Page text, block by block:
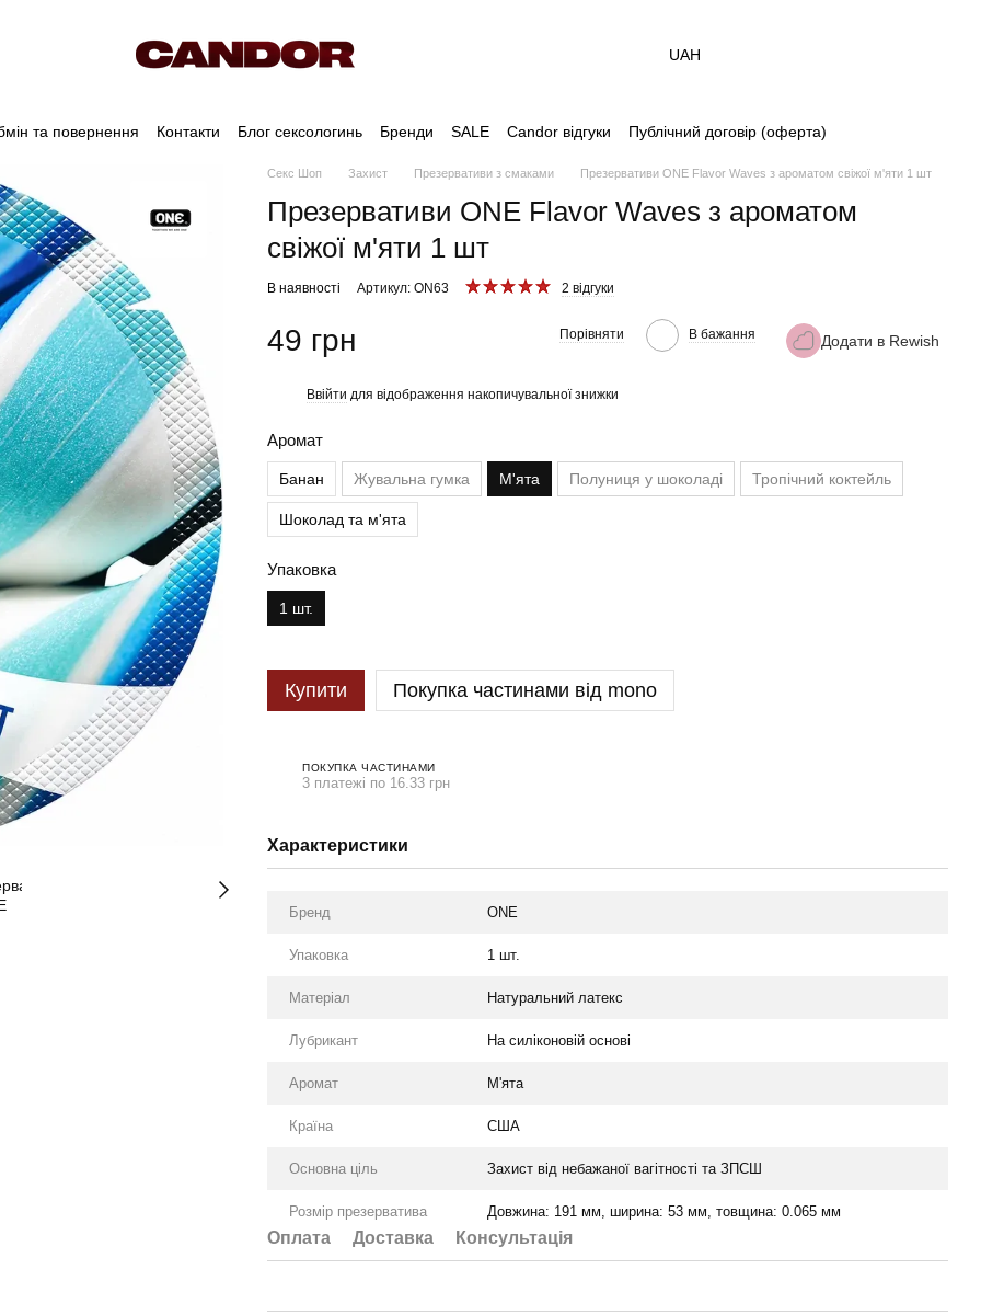
UAH
та повернення Контакти Блог сексологинь Бренди SALE Candor відгуки Публічний договір (оферта)
Секс Шоп Захист Презервативи з смаками Презервативи ONE Flavor Waves з ароматом свіжої м'яти 1 шт
Презервативи ONE Flavor Waves з ароматом
свіжої м'яти 1 шт
В наявності Артикул: ON63 2 відгуки
49 грн Порівняти В бажання Додати в Rewish
Ввійти для відображення накопичувальної знижки
Аромат
Банан Жувальна гумка М'ята Полуниця у шоколаді Тропічний коктейль
Шоколад та м'ята
Упаковка
1 шт.
Купити Покупка частинами від mono
ПОКУПКА ЧАСТИНАМИ
3 платежі по 16.33 грн
Характеристики
Бренд ONE
Упаковка 1 шт.
Матеріал Натуральний латекс
Лубрикант На силіконовій основі
Аромат М'ята
Країна США
Основна ціль Захист від небажаної вагітності та ЗПСШ
Розмір презерватива Довжина: 191 мм, ширина: 53 мм, товщина: 0.065 мм
Оплата Доставка Консультація